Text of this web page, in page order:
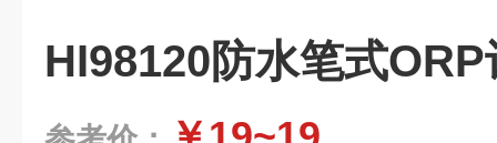
HI98120防水笔式ORP